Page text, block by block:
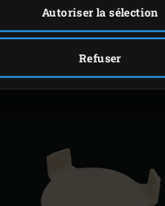
Autoriser la sélection
Refuser
SIMILAIRES